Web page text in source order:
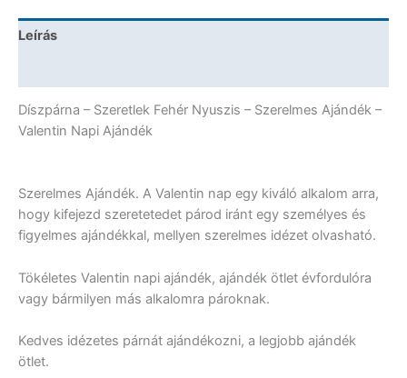
-
Ajándék
mennyiség
Leírás
Díszpárna – Szeretlek Fehér Nyuszis – Szerelmes Ajándék –
Valentin Napi Ajándék
Szerelmes Ajándék. A Valentin nap egy kiváló alkalom arra,
hogy kifejezd szeretetedet párod iránt egy személyes és
figyelmes ajándékkal, mellyen szerelmes idézet olvasható.
Tökéletes Valentin napi ajándék, ajándék ötlet évfordulóra
vagy bármilyen más alkalomra pároknak.
Kedves idézetes párnát ajándékozni, a legjobb ajándék
ötlet.